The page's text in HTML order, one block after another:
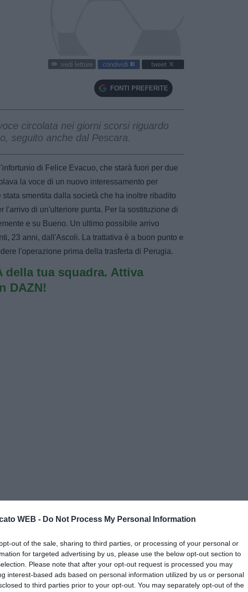
WEB - Do Not Process My Personal Information
out of the sale, sharing to third parties, or processing of your personal or
for targeted advertising by us, please use the below opt-out section to
Please note that after your opt-out request is processed you may
interest-based ads based on personal information utilized by us or personal
to third parties prior to your opt-out. You may separately opt-out of the
vedi letture condividi tweet
FONTI PREFERITE
circolata nei giorni scorsi riguardo
seguito anche dal Pescara.
di Felice Evacuo, che starà fuori per due
la voce di un nuovo interessamento per
smentita dalla società che ha inoltre ribadito
l'arrivo di un'ulteriore punta. Per la sostituzione di
e su Bueno. Un ultimo possibile arrivo
23 anni, dall'Ascoli. La trattativa è a buon punto e
l'operazione prima della trasferta di Perugia.
della tua squadra. Attiva
DAZN!